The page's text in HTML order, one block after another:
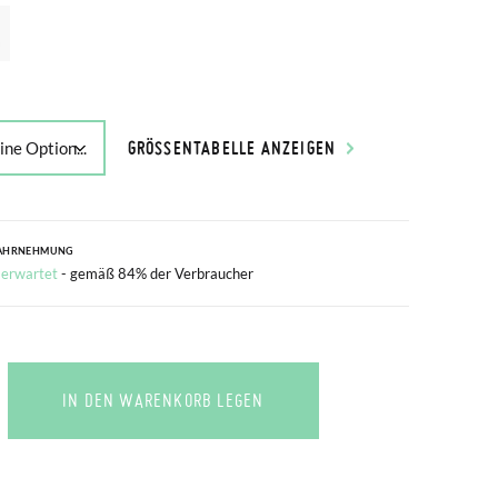
GRÖSSENTABELLE ANZEIGEN
erwartet - gemäß 84% der Verbraucher
IN DEN WARENKORB LEGEN